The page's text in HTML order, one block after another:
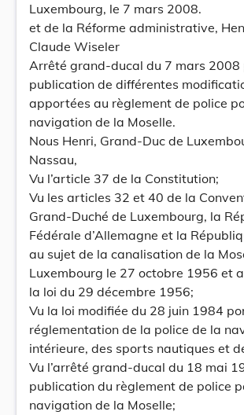
Luxembourg, le 7 mars 2008.
et de la Réforme administrative,
Claude Wiseler
Arrêté grand-ducal du 7 mars
publication de différentes
apportées au règlement de police
navigation de la Moselle.
Nous Henri, Grand-Duc de
Nassau,
Vu l’article 37 de la Constitution;
Vu les articles 32 et 40 de la
Grand-Duché de Luxembourg, la
Fédérale d’Allemagne et la
au sujet de la canalisation de la
Luxembourg le 27 octobre 1956 et
la loi du 29 décembre 1956;
Vu la loi modifiée du 28 juin 1984
réglementation de la police de la
intérieure, des sports nautiques et
Vu l’arrêté grand-ducal du 18 mai
publication du règlement de police
navigation de la Moselle;